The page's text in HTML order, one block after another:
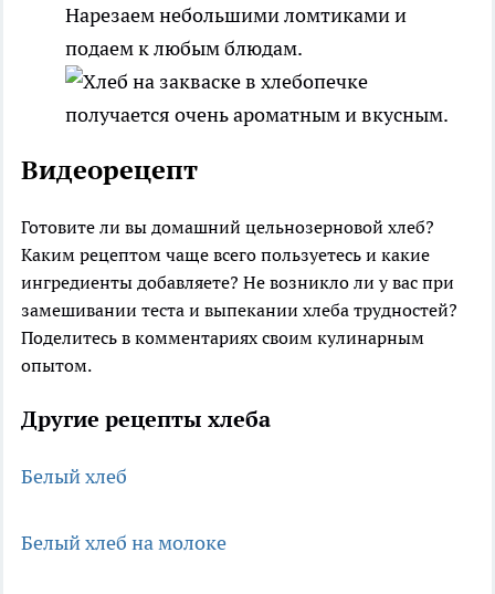
Нарезаем небольшими ломтиками и
подаем к любым блюдам.
Видеорецепт
Готовите ли вы домашний цельнозерновой хлеб?
Каким рецептом чаще всего пользуетесь и какие
ингредиенты добавляете? Не возникло ли у вас при
замешивании теста и выпекании хлеба трудностей?
Поделитесь в комментариях своим кулинарным
опытом.
Другие рецепты хлеба
Белый хлеб
Белый хлеб на молоке